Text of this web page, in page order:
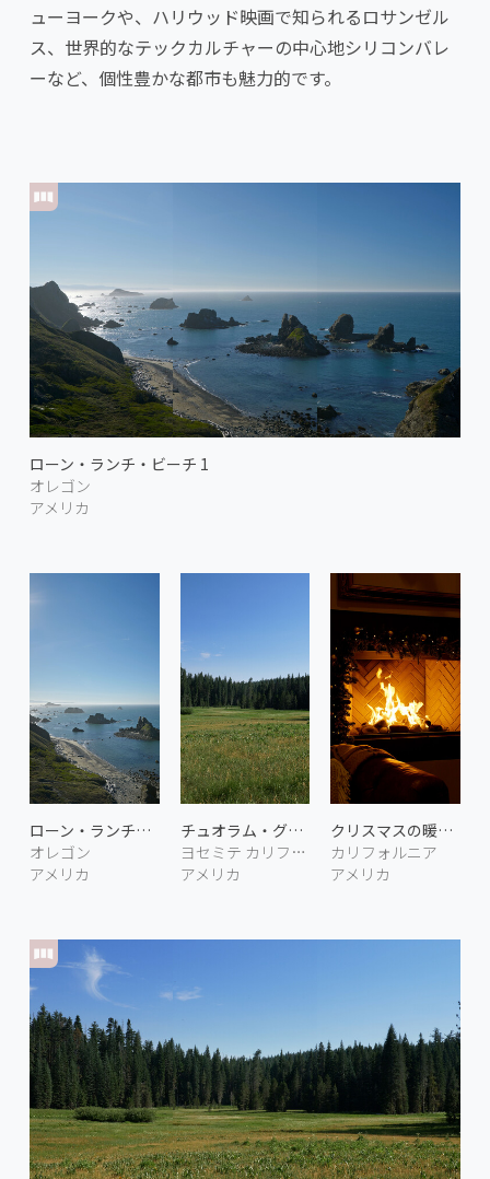
ューヨークや、ハリウッド映画で知られるロサンゼル
ス、世界的なテックカルチャーの中心地シリコンバレ
ーなど、個性豊かな都市も魅力的です。
ローン・ランチ・ビーチ 1
オレゴン
アメリカ
ローン・ランチ・ビーチ 2
オレゴン
アメリカ
チュオラム・グローブ 2
ヨセミテ カリフォリニア
アメリカ
クリスマスの暖炉 2
カリフォルニア
アメリカ